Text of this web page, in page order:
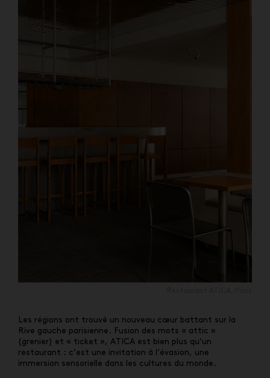
Les régions ont trouvé un nouveau cœur battant sur la
Rive gauche parisienne. Fusion des mots « attic »
(grenier) et « ticket », ATICA est bien plus qu’un
restaurant : c’est une invitation à l’évasion, une
immersion sensorielle dans les cultures du monde.